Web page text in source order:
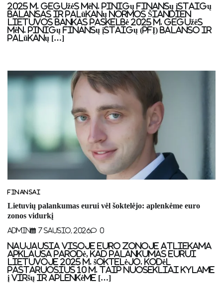
2025 m. gegužės mėn. pinigų finansų įstaigų
balansas ir palūkanų normos Šiandien
Lietuvos bankas paskelbė 2025 m. gegužės
mėn. pinigų finansų įstaigų (PFĮ) balanso ir
palūkanų […]
FINANSAI
Lietuvių palankumas eurui vėl šoktelėjo: aplenkėme euro
zonos vidurkį
Admin 7 Sausio, 2026 0
Naujausia visoje euro zonoje atliekama
apklausa parodė, kad palankumas eurui
Lietuvoje 2025 m. šoktelėjo. Kodėl
pastaruosius 10 m. taip nuosekliai kylame
į viršų ir aplenkėme […]